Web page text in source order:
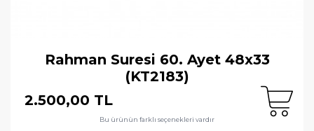
Rahman Suresi 60. Ayet 48x33
(KT2183)
2.500,00 TL
Bu ürünün farklı seçenekleri vardır